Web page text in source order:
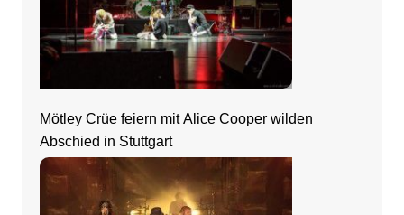
Mötley Crüe feiern mit Alice Cooper wilden
Abschied in Stuttgart